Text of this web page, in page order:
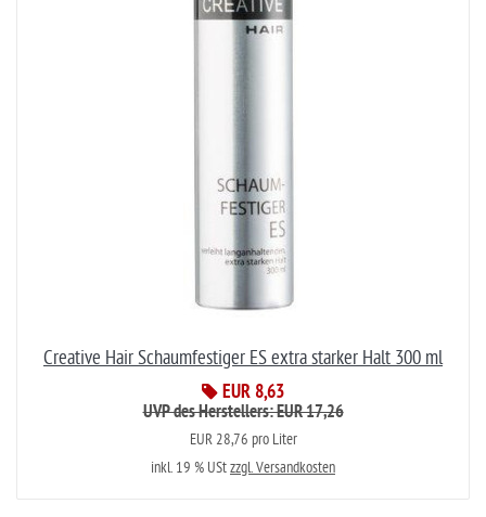
Creative Hair Schaumfestiger ES extra starker Halt 300 ml
EUR 8,63
UVP des Herstellers: EUR 17,26
EUR 28,76 pro Liter
inkl. 19 % UStzzgl. Versandkosten